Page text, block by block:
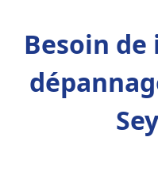
Besoin